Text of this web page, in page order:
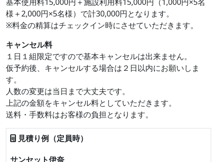
様＋2,000円×5名様）で計30,000円となります。
※料金の精算はチェックイン時にさせていただきます。
キャンセル料
１日１組限定ですので基本キャンセルは出来ません。
仮予約後、キャンセルする場合は２日以内にお願いしま
す。
人数の変更は当日まで大丈夫です。
上記の金額をキャンセル料としていただきます。
送料・手数料はお客様の負担となります。
見積り例（定員時）
サンセット伊奈